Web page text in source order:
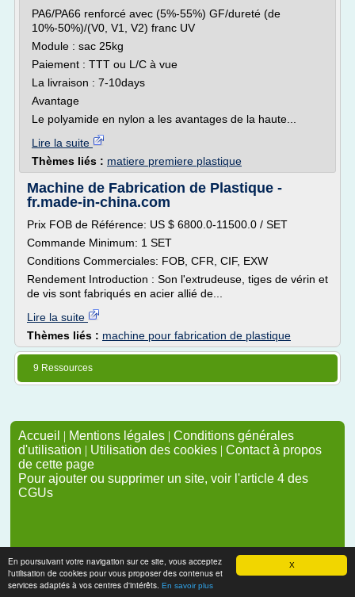
X
En poursuivant votre navigation sur ce site, vous acceptez
l'utilisation de cookies pour vous proposer des contenus et
services adaptés à vos centres d'intérêts. En savoir plus
PA6/PA66 renforcé avec (5%-55%) GF/dureté (de
10%-50%)/(V0, V1, V2) franc UV
Module : sac 25kg
Paiement : TTT ou L/C à vue
La livraison : 7-10days
Avantage
Le polyamide en nylon a les avantages de la haute...
Lire la suite
Thèmes liés : matiere premiere plastique
Machine de Fabrication de Plastique -
fr.made-in-china.com
Prix FOB de Référence: US $ 6800.0-11500.0 / SET
Commande Minimum: 1 SET
Conditions Commerciales: FOB, CFR, CIF, EXW
Rendement Introduction : Son l'extrudeuse, tiges de vérin et
de vis sont fabriqués en acier allié de...
Lire la suite
Thèmes liés : machine pour fabrication de plastique
9 Ressources
Accueil | Mentions légales | Conditions générales
d'utilisation | Utilisation des cookies | Contact à propos
de cette page
Pour ajouter ou supprimer un site, voir l'article 4 des
CGUs